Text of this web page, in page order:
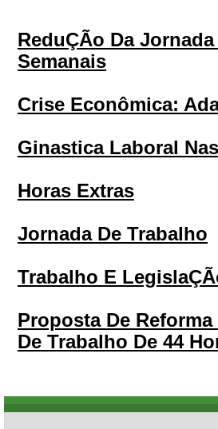
ReduÇÃo Da
Semanais
Crise Econômica:
Ginastica Laboral
Horas Extras
Jornada De Trabalho
Trabalho E
Proposta De
De Trabalho De 44